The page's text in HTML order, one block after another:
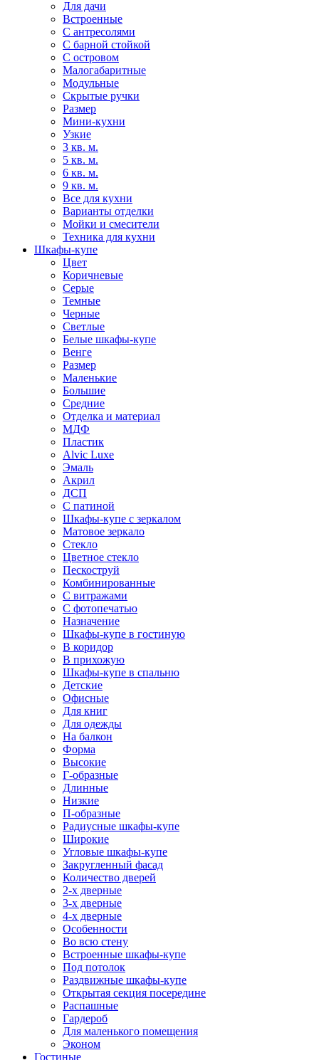
Для дачи
Встроенные
С антресолями
С барной стойкой
С островом
Малогабаритные
Модульные
Скрытые ручки
Размер
Мини-кухни
Узкие
3 кв. м.
5 кв. м.
6 кв. м.
9 кв. м.
Все для кухни
Варианты отделки
Мойки и смесители
Техника для кухни
Шкафы-купе
Цвет
Коричневые
Серые
Темные
Черные
Светлые
Белые шкафы-купе
Венге
Размер
Маленькие
Большие
Средние
Отделка и материал
МДФ
Пластик
Alvic Luxe
Эмаль
Акрил
ДСП
С патиной
Шкафы-купе с зеркалом
Матовое зеркало
Стекло
Цветное стекло
Пескоструй
Комбинированные
С витражами
С фотопечатью
Назначение
Шкафы-купе в гостиную
В коридор
В прихожую
Шкафы-купе в спальню
Детские
Офисные
Для книг
Для одежды
На балкон
Форма
Высокие
Г-образные
Длинные
Низкие
П-образные
Радиусные шкафы-купе
Широкие
Угловые шкафы-купе
Закругленный фасад
Количество дверей
2-х дверные
3-х дверные
4-х дверные
Особенности
Во всю стену
Встроенные шкафы-купе
Под потолок
Раздвижные шкафы-купе
Открытая секция посередине
Распашные
Гардероб
Для маленького помещения
Эконом
Гостиные